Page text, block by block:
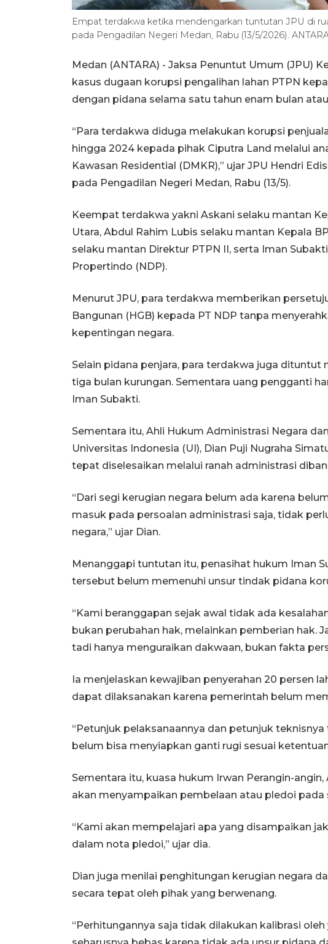
Empat terdakwa ketika mendengarkan tuntutan JPU di
pada Pengadilan Negeri Medan, Rabu (13/5/2026).
Medan (ANTARA) - Jaksa Penuntut Umum (JPU)
kasus dugaan korupsi pengalihan lahan PTPN
dengan pidana selama satu tahun enam bulan
“Para terdakwa diduga melakukan korupsi
hingga 2024 kepada pihak Ciputra Land melalui
Kawasan Residential (DMKR),” ujar JPU Hendri
pada Pengadilan Negeri Medan, Rabu (13/5).
Keempat terdakwa yakni Askani selaku mantan
Utara, Abdul Rahim Lubis selaku mantan Kepala
selaku mantan Direktur PTPN II, serta Iman
Propertindo (NDP).
Menurut JPU, para terdakwa memberikan
Bangunan (HGB) kepada PT NDP tanpa
kepentingan negara.
Selain pidana penjara, para terdakwa juga
tiga bulan kurungan. Sementara uang pengganti
Iman Subakti.
Sementara itu, Ahli Hukum Administrasi Negara
Universitas Indonesia (UI), Dian Puji Nugraha
tepat diselesaikan melalui ranah administrasi
“Dari segi kerugian negara belum ada karena
masuk pada persoalan administrasi saja, tidak
negara,” ujar Dian.
Menanggapi tuntutan itu, penasihat hukum Iman
tersebut belum memenuhi unsur tindak pidana
“Kami beranggapan sejak awal tidak ada
bukan perubahan hak, melainkan pemberian hak.
tadi hanya menguraikan dakwaan, bukan fakta
Ia menjelaskan kewajiban penyerahan 20 persen
dapat dilaksanakan karena pemerintah belum
“Petunjuk pelaksanaannya dan petunjuk
belum bisa menyiapkan ganti rugi sesuai
Sementara itu, kuasa hukum Irwan Perangin-
akan menyampaikan pembelaan atau pledoi pada
“Kami akan mempelajari apa yang disampaikan
dalam nota pledoi,” ujar dia.
Dian juga menilai penghitungan kerugian negara
secara tepat oleh pihak yang berwenang.
“Perhitungannya saja tidak dilakukan kalibrasi